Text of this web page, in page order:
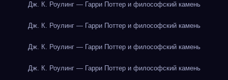
Дж. К. Роулинг — Гарри Поттер и философский камень
Дж. К. Роулинг — Гарри Поттер и философский камень
Дж. К. Роулинг — Гарри Поттер и философский камень
Дж. К. Роулинг — Гарри Поттер и философский камень